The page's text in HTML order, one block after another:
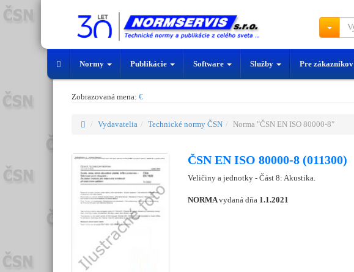
Normy Publikácie Software Služby Pre zákazníkov
Zobrazovaná mena: €
Vydavatelia Technické normy ČSN Norma "ČSN EN ISO 80000-8"
ČSN EN ISO 80000-8 (011300)
Veličiny a jednotky - Část 8: Akustika.
NORMAvydaná dňa 1.1.2021